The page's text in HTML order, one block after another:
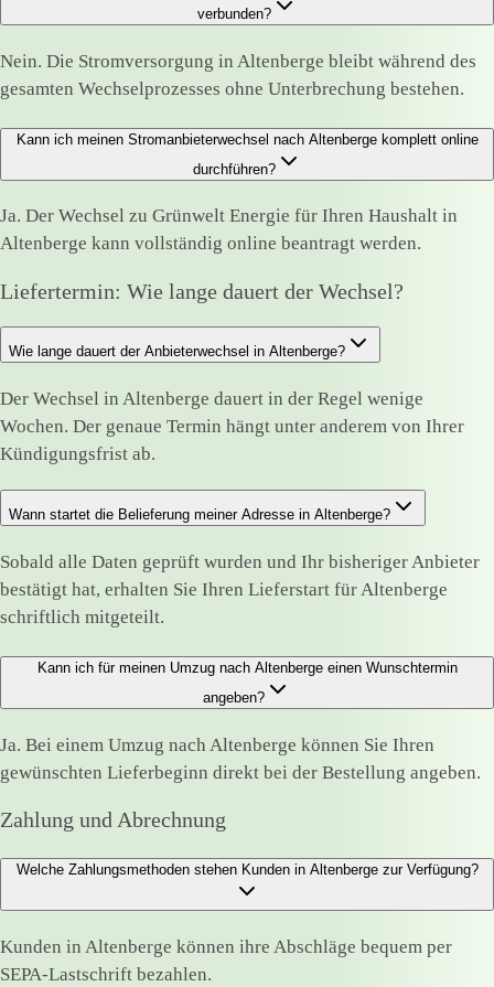
verbunden?
Nein. Die Stromversorgung in Altenberge bleibt während des
gesamten Wechselprozesses ohne Unterbrechung bestehen.
Kann ich meinen Stromanbieterwechsel nach Altenberge komplett online
durchführen?
Ja. Der Wechsel zu Grünwelt Energie für Ihren Haushalt in
Altenberge kann vollständig online beantragt werden.
Liefertermin: Wie lange dauert der Wechsel?
Wie lange dauert der Anbieterwechsel in Altenberge?
Der Wechsel in Altenberge dauert in der Regel wenige
Wochen. Der genaue Termin hängt unter anderem von Ihrer
Kündigungsfrist ab.
Wann startet die Belieferung meiner Adresse in Altenberge?
Sobald alle Daten geprüft wurden und Ihr bisheriger Anbieter
bestätigt hat, erhalten Sie Ihren Lieferstart für Altenberge
schriftlich mitgeteilt.
Kann ich für meinen Umzug nach Altenberge einen Wunschtermin
angeben?
Ja. Bei einem Umzug nach Altenberge können Sie Ihren
gewünschten Lieferbeginn direkt bei der Bestellung angeben.
Zahlung und Abrechnung
Welche Zahlungsmethoden stehen Kunden in Altenberge zur Verfügung?
Kunden in Altenberge können ihre Abschläge bequem per
SEPA-Lastschrift bezahlen.